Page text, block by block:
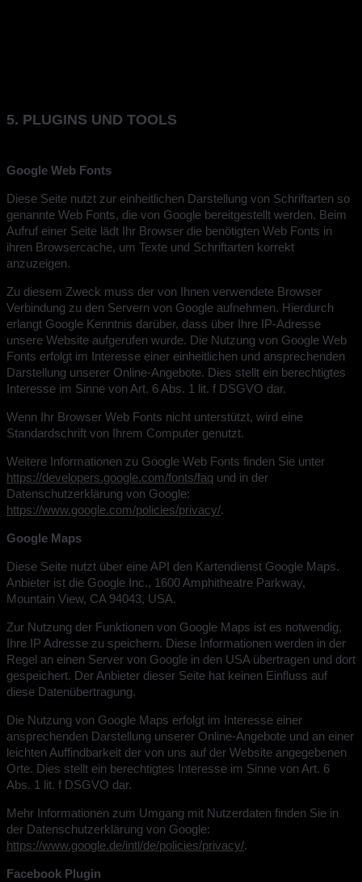
5. PLUGINS UND TOOLS
Google Web Fonts
Diese Seite nutzt zur einheitlichen Darstellung von Schriftarten so
genannte Web Fonts, die von Google bereitgestellt werden. Beim
Aufruf einer Seite lädt Ihr Browser die benötigten Web Fonts in
ihren Browsercache, um Texte und Schriftarten korrekt
anzuzeigen.
Zu diesem Zweck muss der von Ihnen verwendete Browser
Verbindung zu den Servern von Google aufnehmen. Hierdurch
erlangt Google Kenntnis darüber, dass über Ihre IP-Adresse
unsere Website aufgerufen wurde. Die Nutzung von Google Web
Fonts erfolgt im Interesse einer einheitlichen und ansprechenden
Darstellung unserer Online-Angebote. Dies stellt ein berechtigtes
Interesse im Sinne von Art. 6 Abs. 1 lit. f DSGVO dar.
Wenn Ihr Browser Web Fonts nicht unterstützt, wird eine
Standardschrift von Ihrem Computer genutzt.
Weitere Informationen zu Google Web Fonts finden Sie unter
https://developers.google.com/fonts/faq und in der
Datenschutzerklärung von Google:
https://www.google.com/policies/privacy/.
Google Maps
Diese Seite nutzt über eine API den Kartendienst Google Maps.
Anbieter ist die Google Inc., 1600 Amphitheatre Parkway,
Mountain View, CA 94043, USA.
Zur Nutzung der Funktionen von Google Maps ist es notwendig,
Ihre IP Adresse zu speichern. Diese Informationen werden in der
Regel an einen Server von Google in den USA übertragen und dort
gespeichert. Der Anbieter dieser Seite hat keinen Einfluss auf
diese Datenübertragung.
Die Nutzung von Google Maps erfolgt im Interesse einer
ansprechenden Darstellung unserer Online-Angebote und an einer
leichten Auffindbarkeit der von uns auf der Website angegebenen
Orte. Dies stellt ein berechtigtes Interesse im Sinne von Art. 6
Abs. 1 lit. f DSGVO dar.
Mehr Informationen zum Umgang mit Nutzerdaten finden Sie in
der Datenschutzerklärung von Google:
https://www.google.de/intl/de/policies/privacy/.
Facebook Plugin